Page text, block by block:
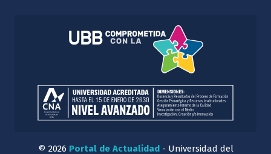
© 2026 Portal de Actualidad- Universidad del